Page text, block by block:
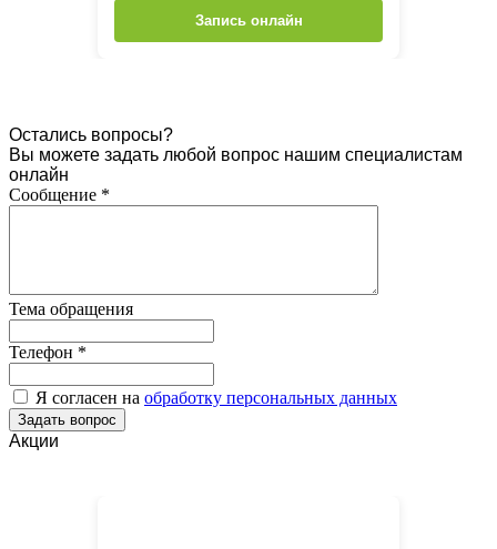
Запись онлайн
Остались вопросы?
Вы можете задать любой вопрос нашим специалистам
онлайн
Сообщение *
Тема обращения
Телефон *
Я согласен на обработку персональных данных
Акции